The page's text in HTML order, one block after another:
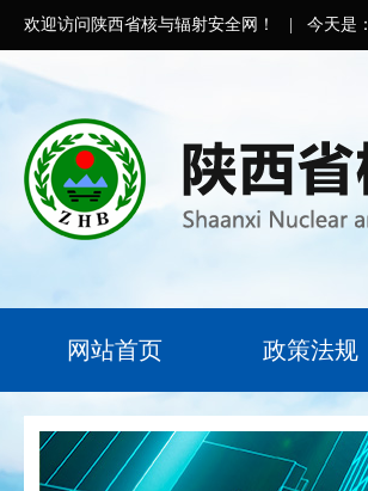
欢迎访问陕西省核与辐射安全网！ 今天是：
网站首页 政策法规